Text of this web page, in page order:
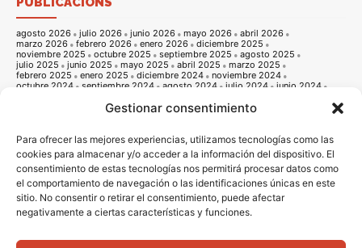
Gestionar consentimiento
Para ofrecer las mejores experiencias, utilizamos tecnologías como las
cookies para almacenar y/o acceder a la información del dispositivo. El
consentimiento de estas tecnologías nos permitirá procesar datos como
el comportamiento de navegación o las identificaciones únicas en este
sitio. No consentir o retirar el consentimiento, puede afectar
negativamente a ciertas características y funciones.
agosto 2026 julio 2026 junio 2026 mayo 2026
abril 2026
marzo 2026
febrero 2026 enero 2026
diciembre 2025
noviembre 2025
octubre 2025 septiembre 2025
agosto 2025
julio 2025
junio 2025 mayo 2025 abril 2025
marzo 2025
febrero 2025
enero 2025 diciembre 2024
noviembre 2024
octubre 2024
septiembre 2024 agosto 2024 julio 2024
junio 2024
noviembre 2023 octubre 2023
septiembre 2023
julio 2023 junio 2023 mayo 2023
abril 2023
noviembre 2022
octubre 2022 septiembre 2022
agosto 2022
julio 2022
junio 2022 mayo 2022 abril 2022
marzo 2022
febrero 2022
enero 2022 diciembre 2021
noviembre 2021
octubre 2021
septiembre 2021 agosto 2021 julio 2021
junio 2021
mayo 2021
abril 2021 marzo 2021 febrero 2021
enero 2021
diciembre 2020
noviembre 2020 octubre 2020
septiembre 2020
agosto 2020
julio 2020 junio 2020 mayo 2020
abril 2020
marzo 2020
febrero 2020 enero 2020 diciembre 2019
octubre 2019
agosto 2019
diciembre 2018
noviembre 2018 octubre 2018
septiembre 2018